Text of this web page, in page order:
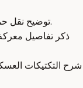
توضيح نقل حمى يثرب إلى الجحفة وتأثير ذلك على أداء العمرة.
ذكر تفاصيل معركة
شرح التكتيكات